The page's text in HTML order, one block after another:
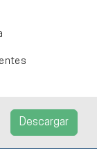
Descargar